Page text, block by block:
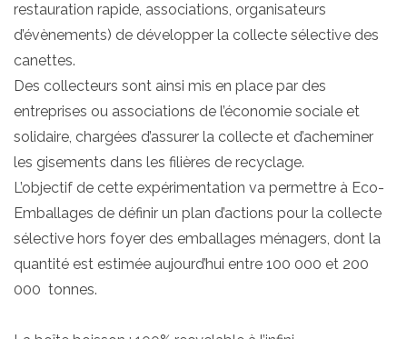
restauration rapide, associations, organisateurs
d’évènements) de développer la collecte sélective des
canettes.
Des collecteurs sont ainsi mis en place par des
entreprises ou associations de l’économie sociale et
solidaire, chargées d’assurer la collecte et d’acheminer
les gisements dans les filières de recyclage.
L’objectif de cette expérimentation va permettre à Eco-
Emballages de définir un plan d’actions pour la collecte
sélective hors foyer des emballages ménagers, dont la
quantité est estimée aujourd’hui entre 100 000 et 200
000 tonnes.